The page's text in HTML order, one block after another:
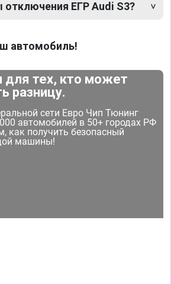
ЕГР Audi S3?
автомобиль!
тех, кто может
разницу.
сети Евро Чип Тюнинг
автомобилей в 50+ городах РФ
как получить безопасный
машины!